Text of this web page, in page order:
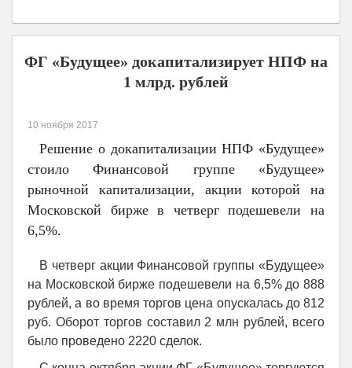
ФГ «Будущее» докапитализирует НПФ на
1 млрд. рублей
10 ноября 2017
Решение о докапитализации НПФ «Будущее»
стоило Финансовой группе «Будущее»
рыночной капитализации, акции которой на
Московской бирже в четверг подешевели на
6,5%.
В четверг акции Финансовой группы «Будущее»
на Московской бирже подешевели на 6,5% до 888
рублей, а во время торгов цена опускалась до 812
руб. Оборот торгов составил 2 млн рублей, всего
было проведено 2220 сделок.